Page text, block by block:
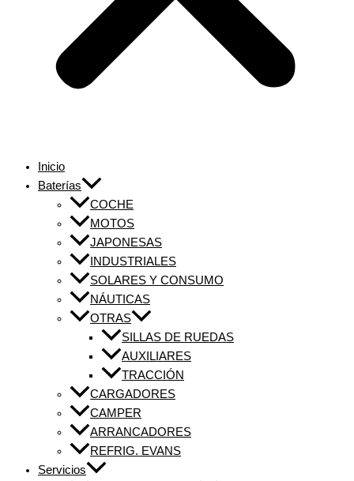
Inicio
Baterías
COCHE
MOTOS
JAPONESAS
INDUSTRIALES
SOLARES Y CONSUMO
NÁUTICAS
OTRAS
SILLAS DE RUEDAS
AUXILIARES
TRACCIÓN
CARGADORES
CAMPER
ARRANCADORES
REFRIG. EVANS
Servicios